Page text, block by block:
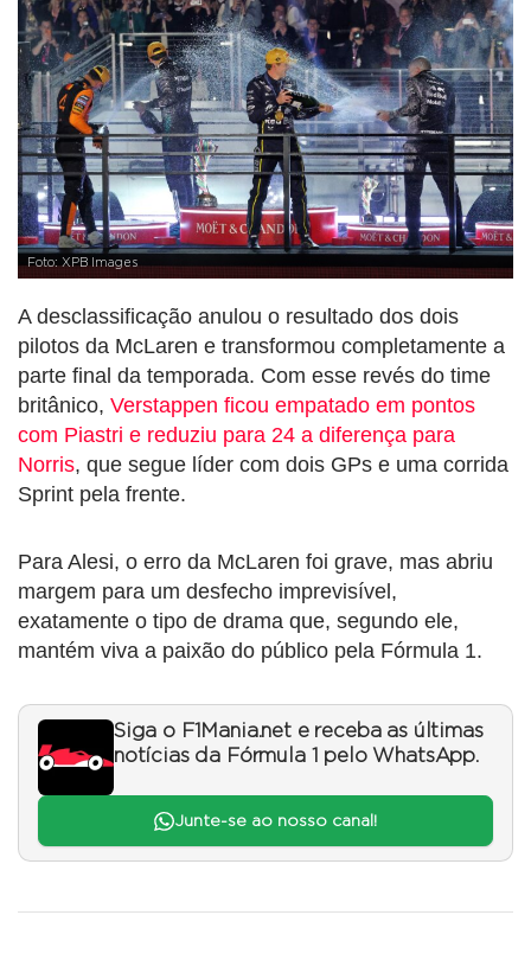
Foto: XPB Images
A desclassificação anulou o resultado dos dois
pilotos da McLaren e transformou completamente a
parte final da temporada. Com esse revés do time
britânico, Verstappen ficou empatado em pontos
com Piastri e reduziu para 24 a diferença para
Norris, que segue líder com dois GPs e uma corrida
Sprint pela frente.
Para Alesi, o erro da McLaren foi grave, mas abriu
margem para um desfecho imprevisível,
exatamente o tipo de drama que, segundo ele,
mantém viva a paixão do público pela Fórmula 1.
Siga o F1Mania.net e receba as últimas
notícias da Fórmula 1 pelo WhatsApp.
Junte-se ao nosso canal!